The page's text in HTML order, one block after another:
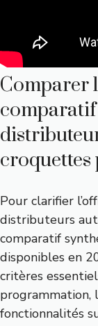
Comparer
Pour clarifier
distributeurs
comparatif
disponibles en
critères
programmation,
fonctionnalités